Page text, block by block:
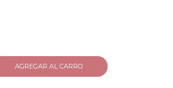
AGREGAR AL CARRO